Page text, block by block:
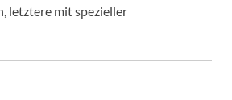
letztere mit spezieller